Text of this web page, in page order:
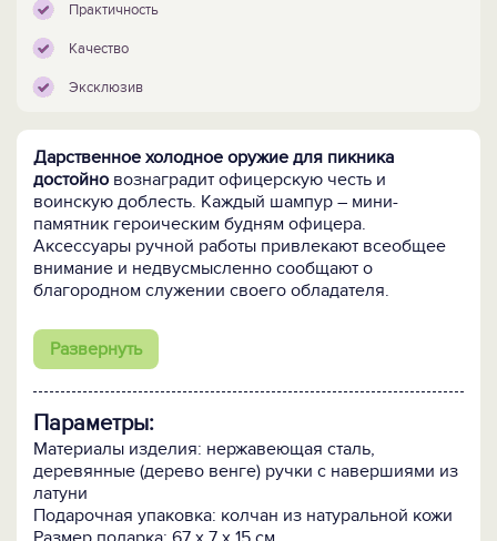
Практичность
Качество
Эксклюзив
Дарственное холодное оружие для пикника
достойно вознаградит офицерскую честь и
воинскую доблесть. Каждый шампур – мини-
памятник героическим будням офицера.
Аксессуары ручной работы привлекают всеобщее
внимание и недвусмысленно сообщают о
благородном служении своего обладателя.
Шампуры из нержавеющей стали дополнены
из древесины венге. На латунных навершиях
России и покровитель воинства – Георгий
Победоносец. Декор исполнен вручную в технике
точного художественного литья. Колчан сшит из
натуральной кожи с тиснением под крокодила.
Аксессуар ручной работы декорирован литой
латунной накладкой с гербовым Двуглавым Орлом.
Развернуть
Параметры:
Материалы изделия: нержавеющая сталь,
деревянные (дерево венге) ручки с навершиями из
латуни
Подарочная упаковка: колчан из натуральной кожи